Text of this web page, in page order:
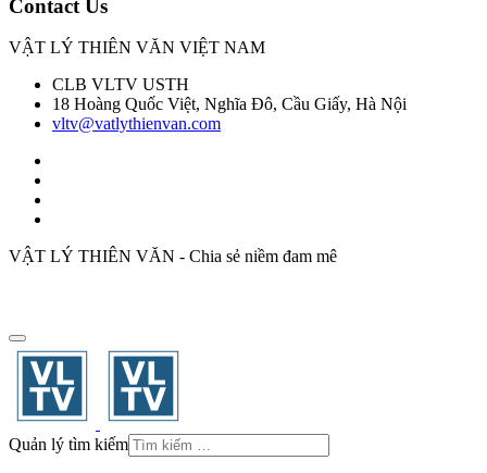
Contact Us
VẬT LÝ THIÊN VĂN VIỆT NAM
CLB VLTV USTH
18 Hoàng Quốc Việt, Nghĩa Đô, Cầu Giấy, Hà Nội
vltv@vatlythienvan.com
VẬT LÝ THIÊN VĂN - Chia sẻ niềm đam mê
Quản lý tìm kiếm